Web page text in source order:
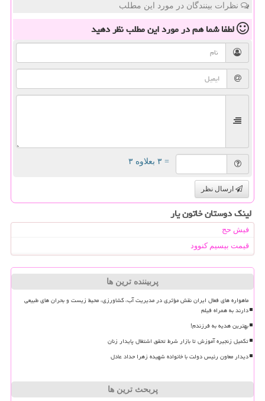
نظرات بینندگان در مورد این مطلب
لطفا شما همدر مورد این مطلبنظر دهید
= ۳ بعلاوه ۳
ارسال نظر
لینک دوستان خاتون یار
فیش حج
قیمت بیسیم کنوود
پربیننده ترین ها
ماهواره های فعال ایران نقش مؤثری در مدیریت آب، کشاورزی، محیط زیست و بحران های طبیعی
دارند به همراه فیلم
بهترین هدیه به فرزندم!
تکمیل زنجیره آموزش تا بازار شرط تحقق اشتغال پایدار زنان
دیدار معاون رئیس دولت با خانواده شهیده زهرا حداد عادل
پربحث ترین ها